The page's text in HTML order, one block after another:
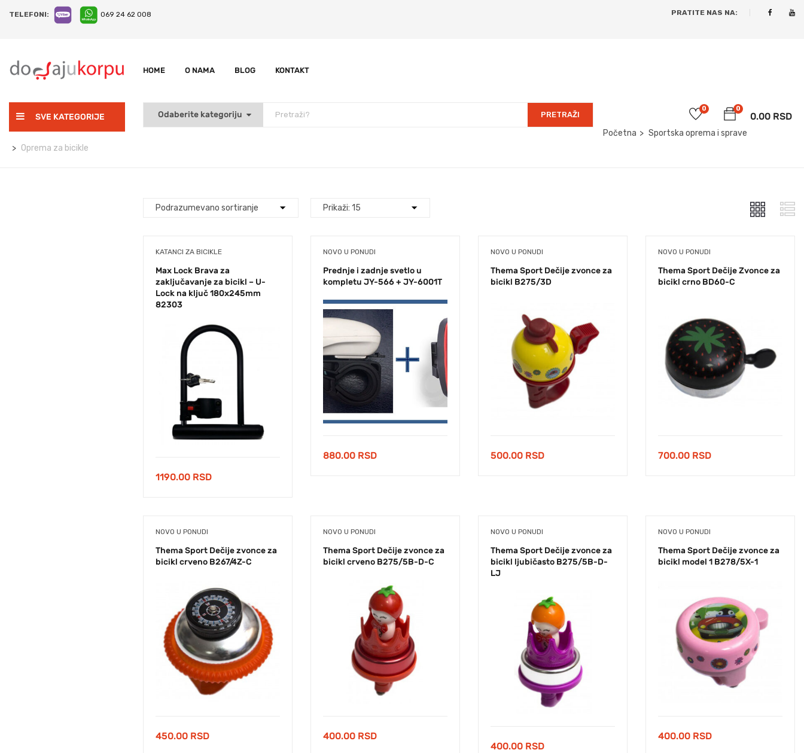
TELEFONI: 069 24 62 008 PRATITE NAS NA:
HOME O NAMA BLOG KONTAKT
SVE KATEGORIJE PRETRAŽI
0
0.00 RSD
0
Početna
Sportska oprema i sprave
Oprema za bicikle
KATANCI ZA BICIKLE
Max Lock Brava za
zaključavanje za bicikl – U-
Lock na ključ 180x245mm
82303
1190.00 RSD
NOVO U PONUDI
Prednje i zadnje svetlo u
kompletu JY-566 + JY-6001T
880.00 RSD
NOVO U PONUDI
Thema Sport Dečije zvonce za
bicikl B275/3D
500.00 RSD
NOVO U PONUDI
Thema Sport Dečije Zvonce za
bicikl crno BD60-C
700.00 RSD
NOVO U PONUDI
Thema Sport Dečije zvonce za
bicikl crveno B267/4Z-C
450.00 RSD
NOVO U PONUDI
Thema Sport Dečije zvonce za
bicikl crveno B275/5B-D-C
400.00 RSD
NOVO U PONUDI
Thema Sport Dečije zvonce za
bicikl ljubičasto B275/5B-D-
LJ
400.00 RSD
NOVO U PONUDI
Thema Sport Dečije zvonce za
bicikl model 1 B278/5X-1
400.00 RSD